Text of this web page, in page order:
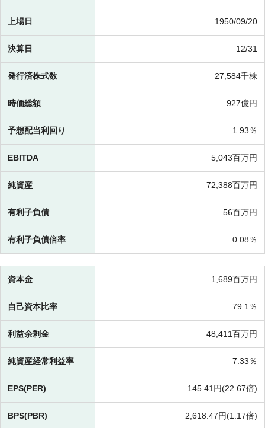
上場日 1950/09/20
決算日 12/31
発行済株式数 27,584千株
時価総額 927億円
予想配当利回り 1.93％
EBITDA 5,043百万円
純資産 72,388百万円
有利子負債 56百万円
有利子負債倍率 0.08％
資本金 1,689百万円
自己資本比率 79.1％
利益余剰金 48,411百万円
純資産経常利益率 7.33％
EPS(PER) 145.41円(22.67倍)
BPS(PBR) 2,618.47円(1.17倍)